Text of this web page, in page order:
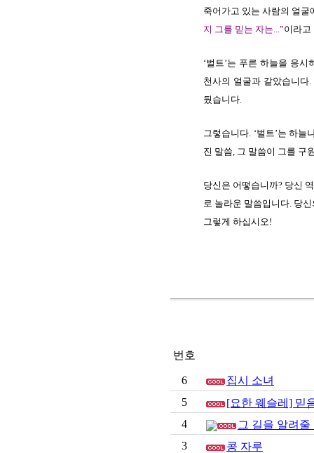
죽어가고 있는 사람의 얼
지 그를 믿는 자는...”이라고
‘벌트’는 푸른 하늘을 응
천사의 얼굴과 같았습니다
뒀습니다.
그렇습니다. ‘벌트’는 하
진 말씀, 그 말씀이 그를 구
당신은 어떻습니까? 당신
로 놀라운 말씀입니다. 당
그렇게 하십시오!
번호
6
집시 소녀
5
[요한 웨슬레] 믿
4
그 길을 알려줄
3
콩 자루